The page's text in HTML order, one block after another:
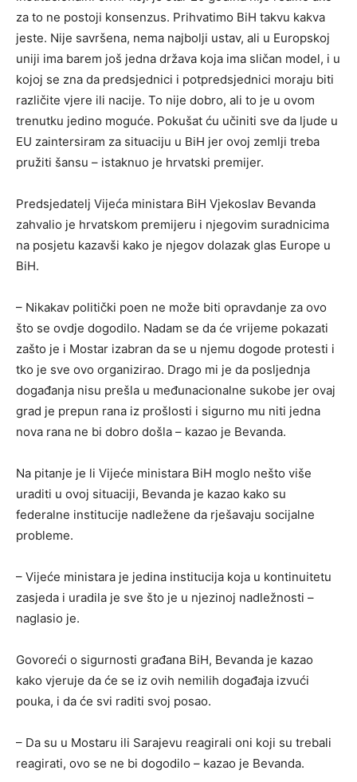
za to ne postoji konsenzus. Prihvatimo BiH takvu kakva
jeste. Nije savršena, nema najbolji ustav, ali u Europskoj
uniji ima barem još jedna država koja ima sličan model, i u
kojoj se zna da predsjednici i potpredsjednici moraju biti
različite vjere ili nacije. To nije dobro, ali to je u ovom
trenutku jedino moguće. Pokušat ću učiniti sve da ljude u
EU zaintersiram za situaciju u BiH jer ovoj zemlji treba
pružiti šansu – istaknuo je hrvatski premijer.
Predsjedatelj Vijeća ministara BiH Vjekoslav Bevanda
zahvalio je hrvatskom premijeru i njegovim suradnicima
na posjetu kazavši kako je njegov dolazak glas Europe u
BiH.
– Nikakav politički poen ne može biti opravdanje za ovo
što se ovdje dogodilo. Nadam se da će vrijeme pokazati
zašto je i Mostar izabran da se u njemu dogode protesti i
tko je sve ovo organizirao. Drago mi je da posljednja
događanja nisu prešla u međunacionalne sukobe jer ovaj
grad je prepun rana iz prošlosti i sigurno mu niti jedna
nova rana ne bi dobro došla – kazao je Bevanda.
Na pitanje je li Vijeće ministara BiH moglo nešto više
uraditi u ovoj situaciji, Bevanda je kazao kako su
federalne institucije nadležene da rješavaju socijalne
probleme.
– Vijeće ministara je jedina institucija koja u kontinuitetu
zasjeda i uradila je sve što je u njezinoj nadležnosti –
naglasio je.
Govoreći o sigurnosti građana BiH, Bevanda je kazao
kako vjeruje da će se iz ovih nemilih događaja izvući
pouka, i da će svi raditi svoj posao.
– Da su u Mostaru ili Sarajevu reagirali oni koji su trebali
reagirati, ovo se ne bi dogodilo – kazao je Bevanda.